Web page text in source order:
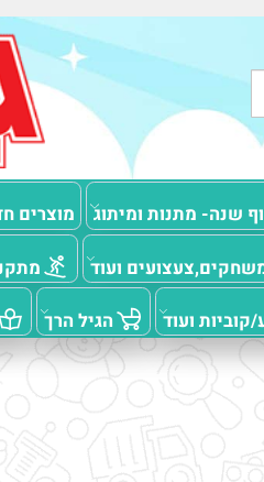
מתנות ומיתוג מוצרים
ועוד מתקני
ועוד הגיל הרך